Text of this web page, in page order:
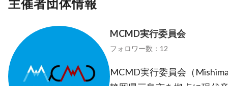
主催者団体情報
MCMD実行委員会
フォロワー数：12
MCMD実行委員会（